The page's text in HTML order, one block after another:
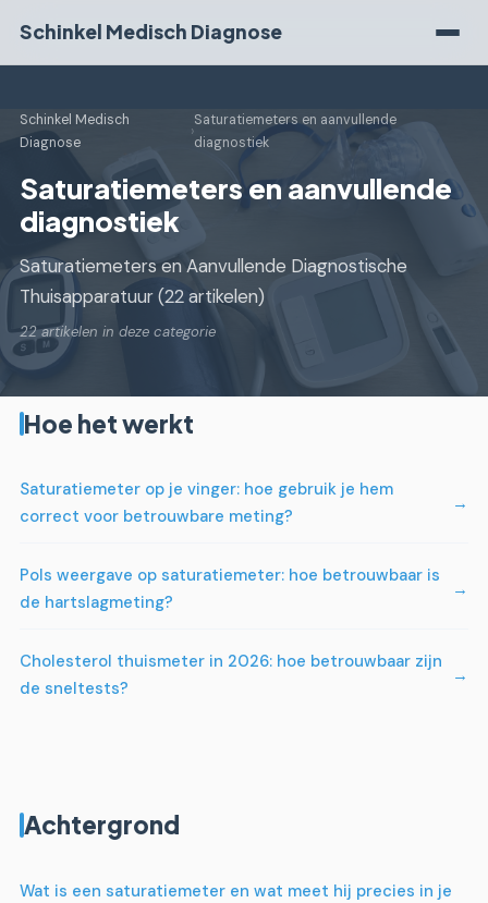
Schinkel Medisch Diagnose
Schinkel Medisch
Diagnose
›
Saturatiemeters en aanvullende
diagnostiek
Saturatiemeters en aanvullende
diagnostiek
Saturatiemeters en Aanvullende Diagnostische
Thuisapparatuur (22 artikelen)
22 artikelen in deze categorie
Hoe het werkt
Saturatiemeter op je vinger: hoe gebruik je hem
correct voor betrouwbare meting?
Pols weergave op saturatiemeter: hoe betrouwbaar is
de hartslagmeting?
Cholesterol thuismeter in 2026: hoe betrouwbaar zijn
de sneltests?
Achtergrond
Wat is een saturatiemeter en wat meet hij precies in je